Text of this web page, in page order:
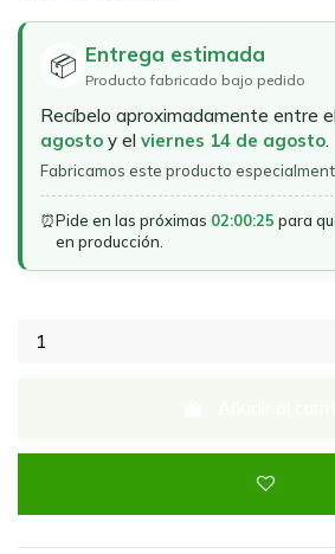
📦 Entrega estimada
Producto fabricado bajo pedido
Recíbelo aproximadamente entre el
agosto y el viernes 14 de agosto.
Fabricamos este producto
⏰Pide en las próximas 02:00:25 para
en producción.